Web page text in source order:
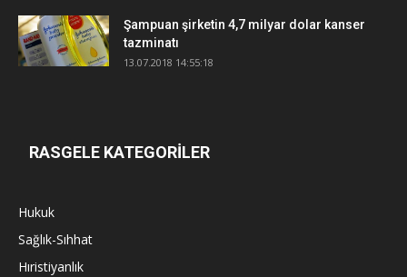
Şampuan şirketin 4,7 milyar dolar kanser
tazminatı
13.07.2018 14:55:18
RASGELE KATEGORİLER
Hukuk
Sağlık-Sıhhat
Hıristiyanlık